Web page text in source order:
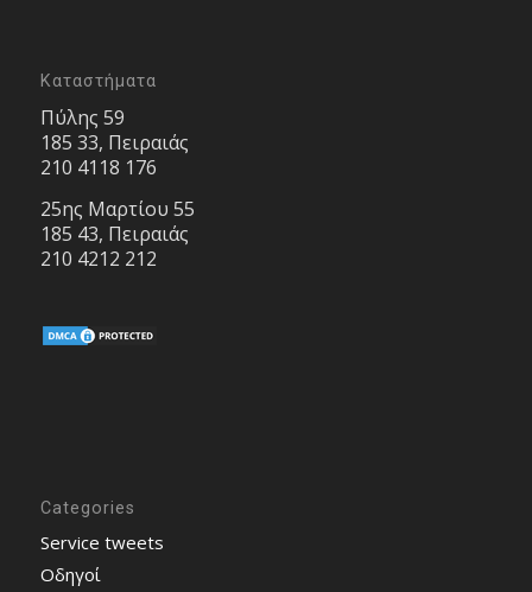
Καταστήματα
Πύλης 59
185 33, Πειραιάς
210 4118 176
25ης Μαρτίου 55
185 43, Πειραιάς
210 4212 212
Categories
Service tweets
Οδηγοί